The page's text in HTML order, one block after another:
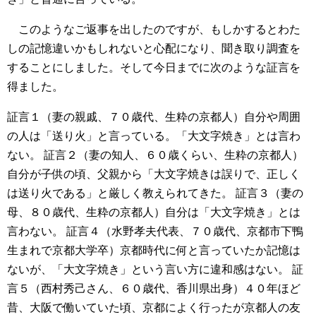
このようなご返事を出したのですが、もしかするとわた
しの記憶違いかもしれないと心配になり、聞き取り調査を
することにしました。そして今日までに次のような証言を
得ました。
証言１（妻の親戚、７０歳代、生粋の京都人）自分や周囲
の人は「送り火」と言っている。「大文字焼き」とは言わ
ない。
証言２（妻の知人、６０歳くらい、生粋の京都人）
自分が子供の頃、父親から「大文字焼きは誤りで、正しく
は送り火である」と厳しく教えられてきた。
証言３（妻の
母、８０歳代、生粋の京都人）自分は「大文字焼き」とは
言わない。
証言４（水野孝夫代表、７０歳代、京都市下鴨
生まれで京都大学卒）京都時代に何と言っていたか記憶は
ないが、「大文字焼き」という言い方に違和感はない。
証
言５（西村秀己さん、６０歳代、香川県出身）４０年ほど
昔、大阪で働いていた頃、京都によく行ったが京都人の友